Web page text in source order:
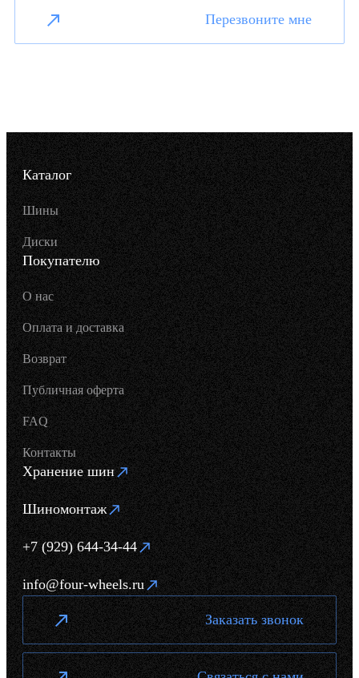
Перезвоните мне
Каталог
Шины
Диски
Покупателю
О нас
Оплата и доставка
Возврат
Публичная оферта
FAQ
Контакты
Хранение шин
Шиномонтаж
+7 (929) 644-34-44
info@four-wheels.ru
Заказать звонок